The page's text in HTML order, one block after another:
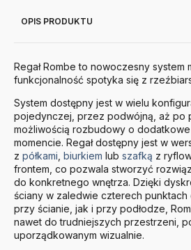
OPIS PRODUKTU
Regał Rombe to nowoczesny system
funkcjonalność spotyka się z
System dostępny jest w wielu
pojedynczej, przez podwójną, aż po
możliwością rozbudowy o dodatkowe
momencie. Regał dostępny jest w
z półkami biurkiem lub szafką z
frontem, co pozwala stworzyć
do konkretnego wnętrza. Dzięki
ściany w zaledwie czterech
przy ścianie, jak i przy podłodze,
nawet do trudniejszych przestrzeni,
uporządkowanym wizualnie.